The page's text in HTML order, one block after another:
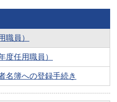
職員）
度任用職員）
名簿への登録手続き